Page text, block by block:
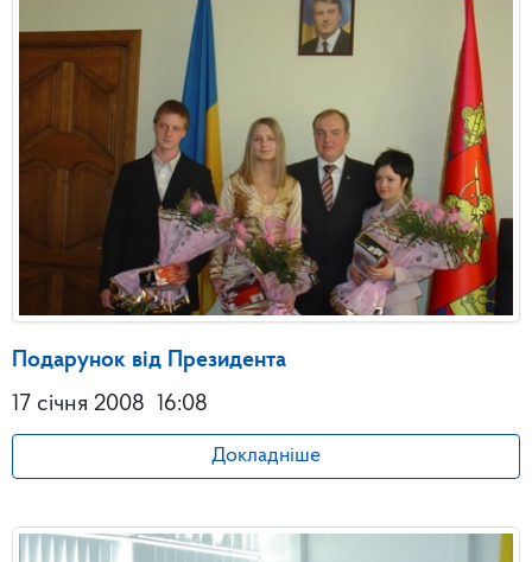
Подарунок від Президента
17 січня 2008
16:08
Докладніше